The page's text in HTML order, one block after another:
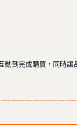
到完成購買，同時讓